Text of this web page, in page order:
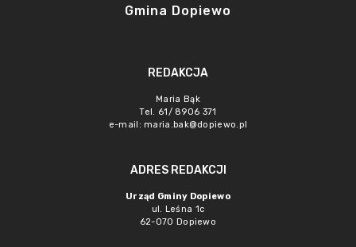
Gmina Dopiewo
REDAKCJA
Maria Bąk
Tel. 61/ 8906 371
e-mail: maria.bak@dopiewo.pl
ADRES REDAKCJI
Urząd Gminy Dopiewo
ul. Leśna 1c
62-070 Dopiewo